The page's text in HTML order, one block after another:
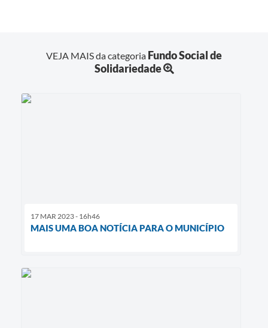
VEJA MAIS da categoria Fundo Social de
Solidariedade
17 MAR 2023 - 16h46
MAIS UMA BOA NOTÍCIA PARA O MUNICÍPIO